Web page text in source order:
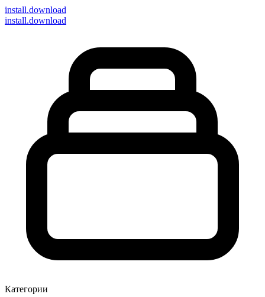
install.download
install.download
Категории